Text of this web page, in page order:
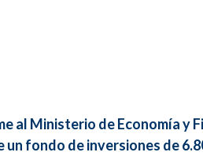
al Ministerio de Economía y
fondo de inversiones de